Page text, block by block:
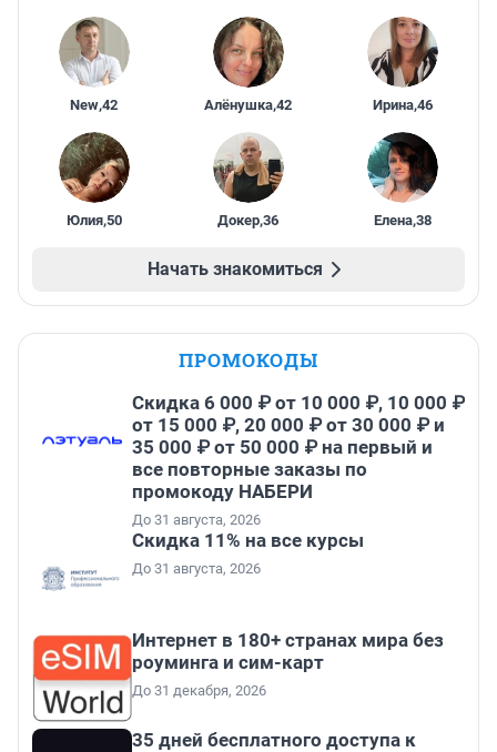
New,42 Алёнушка,42 Ирина,46
Юлия,50 Докер,36 Елена,38
Начать знакомиться
ПРОМОКОДЫ
Скидка 6 000 ₽ от 10 000 ₽, 10 000 ₽
от 15 000 ₽, 20 000 ₽ от 30 000 ₽ и
35 000 ₽ от 50 000 ₽ на первый и
все повторные заказы по
промокоду НАБЕРИ
До 31 августа, 2026
Скидка 11% на все курсы
До 31 августа, 2026
Интернет в 180+ странах мира без
роуминга и сим-карт
До 31 декабря, 2026
35 дней бесплатного доступа к